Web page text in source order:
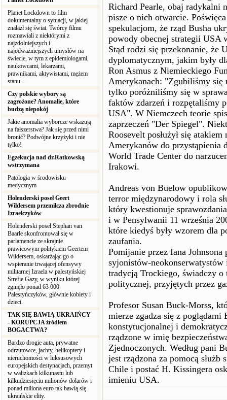
Planet Lockdown to film
dokumentalny o sytuacji, w jakiej
znalazł się świat. Twórcy filmu
rozmawiali z niektórymi z
najzdolniejszych i
najodważniejszych umysłów na
świecie, w tym z epidemiologami,
naukowcami, lekarzami,
prawnikami, aktywistami, mężem
stanu...
Czy polskie wybory są
zagrożone? Anomalie, które
budzą niepokój
Jakie anomalia wyborcze wskazują
na fałszerstwa? Jak się przed nimi
bronić? Podwójne krzyżyki i nie
tylko!
Egzekucja nad dr.Ratkowską
wstrzymana
Patologia w środowisku
medycznym
Holenderski poseł Geert
Wildersem przemilcza zbrodnie
Izraelczyków
Holenderski poseł Stephan van
Baarle skonfrontował się w
parlamencie ze skrajnie
prawicowym politykiem Geertem
Wildersem, oskarżając go o
wspieranie trwającej ofensywy
militarnej Izraela w palestyńskiej
Strefie Gazy, w wyniku której
zginęło ponad 63 000
Palestyńczyków, głównie kobiety i
dzieci.
TAK SIĘ BAWIĄ UKRAIŃCY
- KORUPCJA źródłem
BOGACTWA?
Bardzo drogie auta, prywatne
odrzutowce, jachty, helikoptery i
nieruchomości w luksusowych
europejskich destynacjach, przemyt
w walizkach kilkunastu lub
kilkudziesięciu milionów dolarów i
ponad miliona euro tak bawią się
ukraińskie elity.
Richard Pearle, obaj radykalni
pisze o nich otwarcie.
spekulacjom, że rząd Busha
powody obecnej strategii USA
Stąd rodzi się przekonanie, że
dyplomatycznym, jakim były
Ron Asmus z Niemieckiego
Amerykanach: "Zgubiliśmy się
tylko poróżniliśmy się w
faktów zdarzeń i rozpętaliśmy
USA". W Niemczech teorie
zaprzeczeń "Der Spiegel".
Roosevelt posłużył się
Amerykanów do przystąpienia
World Trade Center do
Irakowi.
Andreas von Buelow
terror międzynarodowy i rola
który kwestionuje
i w Pensylwanii 11 września
które kiedyś były wzorem dla
zaufania.
Pomijanie przez Iana
syjonistów-
tradycją Trockiego, świadczy o
politycznej, przyjętych przez
Profesor Susan Buck-Morss,
mierze zgadza się z
konstytucjonalnej i
rządzone w imię
Zjednoczonych. Według pani
jest rządzona za pomocą
Chile i postać H. Kissingera
imieniu USA.